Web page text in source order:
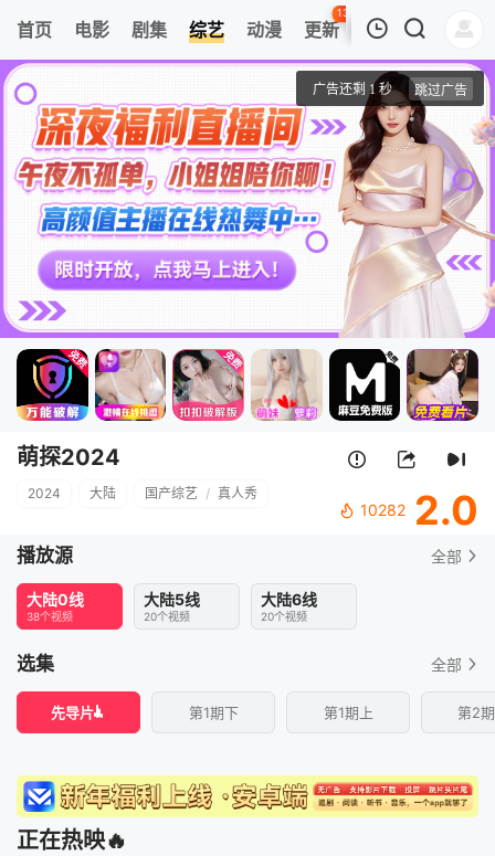
首页 电影 剧集 综艺 动漫 更新
136
热榜 APP
先导片
萌探2024
清空
萌探2024
2024 大陆 国产综艺 / 真人秀
10282 2.0
播放源 全部
大陆0线
38个视频
大陆5线
20个视频
大陆6线
20个视频
选集 全部
先导片 第1期下 第1期上 第2
正在热映🔥